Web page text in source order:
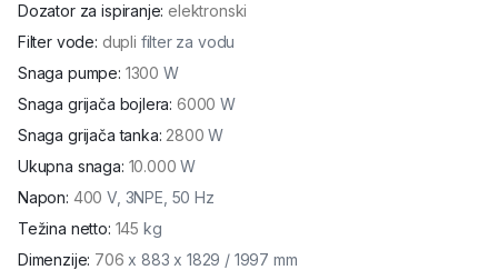
Dozator za ispiranje: elektronski
Filter vode: dupli filter za vodu
Snaga pumpe: 1300 W
Snaga grijača bojlera: 6000 W
Snaga grijača tanka: 2800 W
Ukupna snaga: 10.000 W
Napon: 400 V, 3NPE, 50 Hz
Težina netto: 145 kg
Dimenzije: 706 x 883 x 1829 / 1997 mm